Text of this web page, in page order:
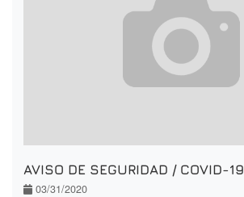
AVISO DE SEGURIDAD / COVID-19
03/31/2020